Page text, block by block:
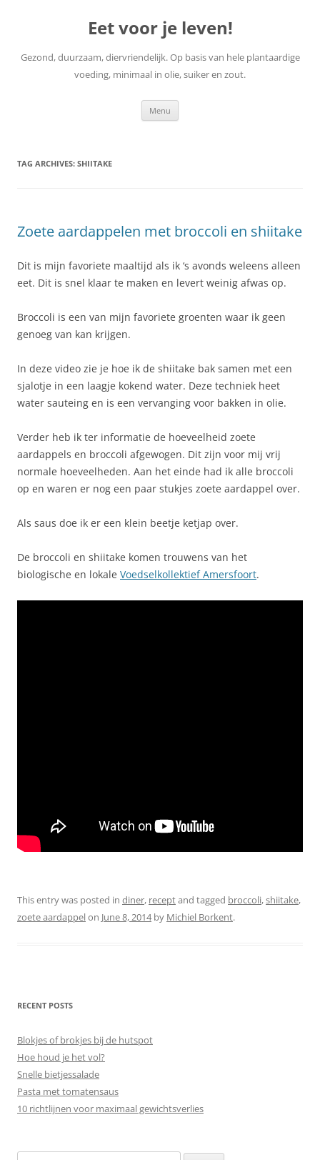
Eet voor je leven!
Gezond, duurzaam, diervriendelijk. Op basis van hele plantaardige
voeding, minimaal in olie, suiker en zout.
Menu
TAG ARCHIVES: SHIITAKE
Zoete aardappelen met broccoli en shiitake
Dit is mijn favoriete maaltijd als ik ‘s avonds weleens alleen
eet. Dit is snel klaar te maken en levert weinig afwas op.
Broccoli is een van mijn favoriete groenten waar ik geen
genoeg van kan krijgen.
In deze video zie je hoe ik de shiitake bak samen met een
sjalotje in een laagje kokend water. Deze techniek heet
water sauteing en is een vervanging voor bakken in olie.
Verder heb ik ter informatie de hoeveelheid zoete
aardappels en broccoli afgewogen. Dit zijn voor mij vrij
normale hoeveelheden. Aan het einde had ik alle broccoli
op en waren er nog een paar stukjes zoete aardappel over.
Als saus doe ik er een klein beetje ketjap over.
De broccoli en shiitake komen trouwens van het
biologische en lokale Voedselkollektief Amersfoort.
This entry was posted in diner, receptand tagged broccoli,shiitake,
zoete aardappelon June 8, 2014by Michiel Borkent.
RECENT POSTS
Blokjes of brokjes bij de hutspot
Hoe houd je het vol?
Snelle bietjessalade
Pasta met tomatensaus
10 richtlijnen voor maximaal gewichtsverlies